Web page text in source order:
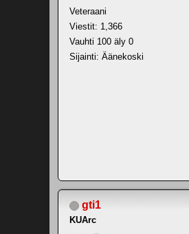
Veteraani
Viestit: 1,366
Vauhti 100 äly 0
Sijainti: Äänekoski
gti1
KUArc